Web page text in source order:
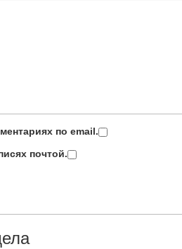
по email.
почтой.